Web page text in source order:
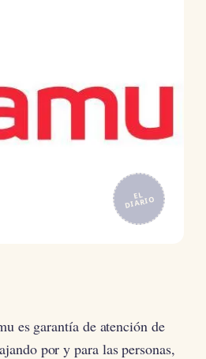
EL
DIARIO
es garantía de atención de
por y para las personas,